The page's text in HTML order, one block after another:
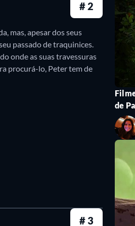
para trazê-lo de volta, sem
que protegem as crianças do
pesadelos e espalhar o medo.
Sem saber de seu destino,
pistas recentes para o
# 2
mas, apesar dos seus
passado de traquinices.
onde as suas travessuras
procurá-lo, Peter tem de
# 3
de